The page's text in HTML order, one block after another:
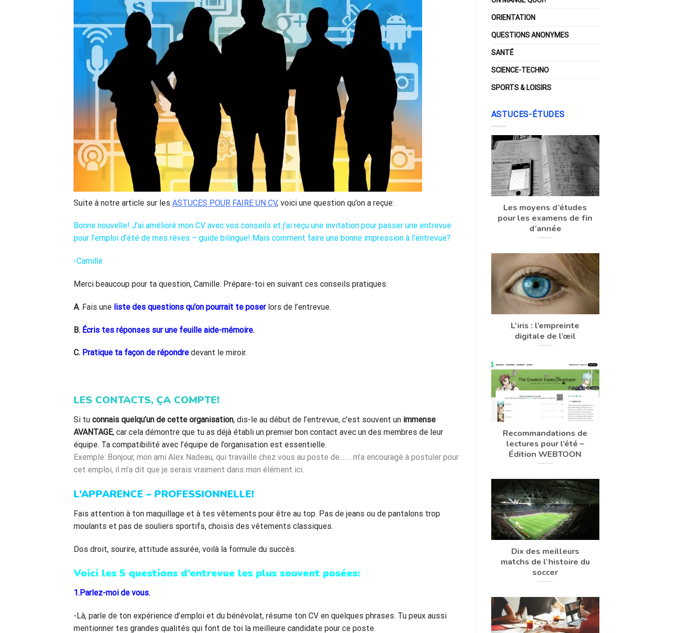
Suite à notre article sur les ASTUCES POUR FAIRE UN CV, voici une question qu’on a reçue:
Bonne nouvelle! J’ai amélioré mon CV avec vos conseils et j’ai reçu une invitation pour passer une entrevue
pour l’emploi d’été de mes rêves – guide bilingue! Mais comment faire une bonne impression à l’entrevue?
-Camille
Merci beaucoup pour ta question, Camille. Prépare-toi en suivant ces conseils pratiques:
A. Fais une liste des questions qu’on pourrait te poserlors de l’entrevue.
B. Écris tes réponses sur une feuille aide-mémoire.
C. Pratique ta façon de répondre devant le miroir.
LES CONTACTS, ÇA COMPTE!
Si tu connais quelqu’un de cette organisation, dis-le au début de l’entrevue, c’est souvent un immense
AVANTAGE, car cela démontre que tu as déjà établi un premier bon contact avec un des membres de leur
équipe. Ta compatibilité avec l’équipe de l’organisation est essentielle.
Exemple: Bonjour, mon ami Alex Nadeau, qui travaille chez vous au poste de……. m’a encouragé à postuler pour
cet emploi, il m’a dit que je serais vraiment dans mon élément ici.
L’APPARENCE – PROFESSIONNELLE!
Fais attention à ton maquillage et à tes vêtements pour être au top. Pas de jeans ou de pantalons trop
moulants et pas de souliers sportifs, choisis des vêtements classiques.
Dos droit, sourire, attitude assurée, voilà la formule du succès.
Voici les 5 questions d’entrevue les plus souvent posées:
1.Parlez-moi de vous.
-Là, parle de ton expérience d’emploi et du bénévolat, résume ton CV en quelques phrases. Tu peux aussi
mentionner tes grandes qualités qui font de toi la meilleure candidate pour ce poste.
ORIENTATION
QUESTIONS ANONYMES
SANTÉ
SCIENCE-TECHNO
SPORTS & LOISIRS
ASTUCES-ÉTUDES
Les moyens d’études
pour les examens de fin
d’année
L’iris : l’empreinte
digitale de l’œil
Recommandations de
lectures pour l’été –
Édition WEBTOON
Dix des meilleurs
matchs de l’histoire du
soccer